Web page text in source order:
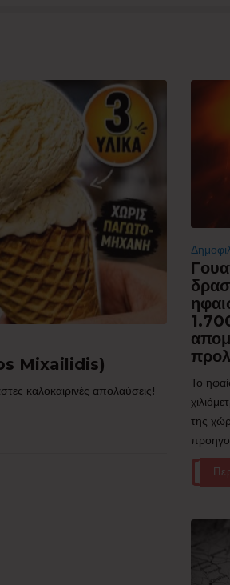
Mixailidis)
καλοκαιρινές απολαύσεις!
Το
της